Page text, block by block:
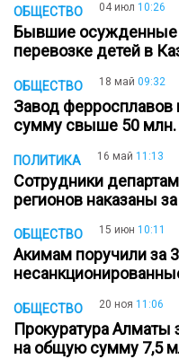
ОБЩЕСТВО 04 июл 10:26
Бывшие
перевозке детей в
ОБЩЕСТВО 18 май 09:32
Завод ферросплавов
сумму свыше 50 млн.
ПОЛИТИКА 16 май 11:13
Сотрудники
регионов наказаны
ОБЩЕСТВО 15 июн 10:11
Акимам поручили за
ОБЩЕСТВО 20 ноя 11:06
Прокуратура Алматы
на общую сумму 7,5